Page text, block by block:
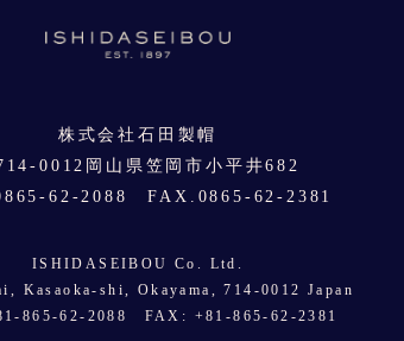
株式会社石田製帽
0012岡山県笠岡市小平井682
62-2088 FAX.0865-62-2381
ISHIDASEIBOU Co. Ltd.
Kasaoka-shi, Okayama, 714-0012 Japan
865-62-2088 FAX: +81-865-62-2381